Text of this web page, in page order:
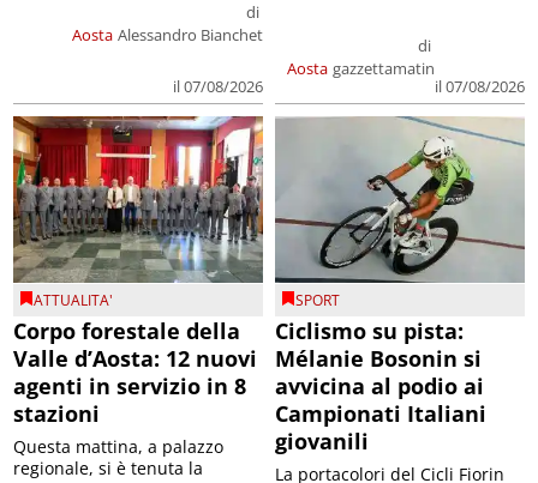
Aosta
di
Alessandro Bianchet
il 07/08/2026
Aosta
di
gazzettamatin
il 07/08/2026
ATTUALITA'
Corpo forestale della
Valle d’Aosta: 12 nuovi
agenti in servizio in 8
stazioni
Questa mattina, a palazzo
regionale, si è tenuta la
SPORT
Ciclismo su pista:
Mélanie Bosonin si
avvicina al podio ai
Campionati Italiani
giovanili
La portacolori del Cicli Fiorin